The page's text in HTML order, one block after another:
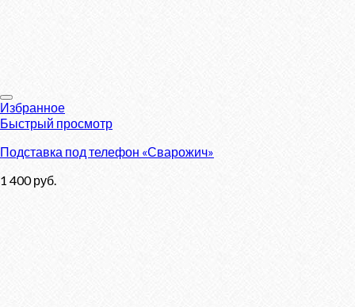
Избранное
Быстрый просмотр
Подставка под телефон «Сварожич»
1 400руб.